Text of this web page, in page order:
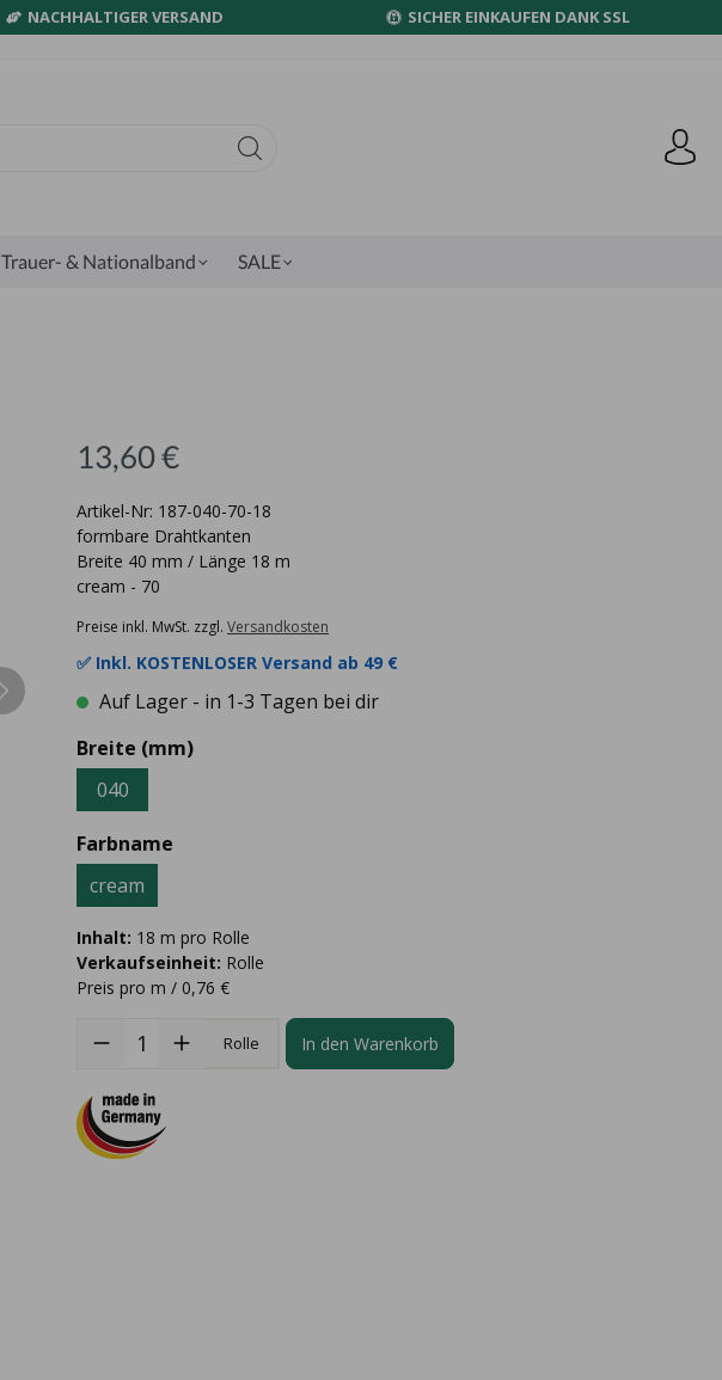
NACHHALTIGER VERSAND SICHER EINKAUFEN DANK SSL
Trauer- & Nationalband SALE
13,60 €
Artikel-Nr: 187-040-70-18
formbare Drahtkanten
Breite 40 mm / Länge 18 m
cream - 70
Preise inkl. MwSt. zzgl. Versandkosten
✅ Inkl. KOSTENLOSER Versand ab 49 €
Auf Lager - in 1-3 Tagen bei dir
Breite (mm)
040
Farbname
cream
Inhalt: 18 m pro Rolle
Verkaufseinheit: Rolle
Preis pro m / 0,76 €
Rolle In den Warenkorb